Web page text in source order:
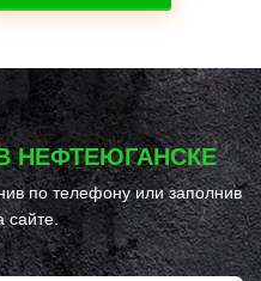
НЕФТЕЮГАНСКЕ
по телефонуили заполнив
сайте.